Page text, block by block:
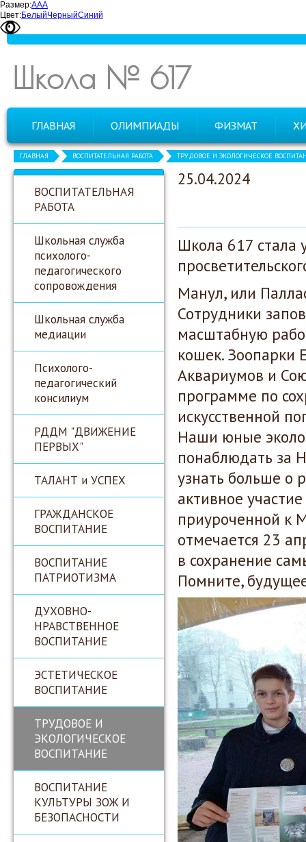
Размер:ААА
Цвет:БелыйЧерныйСиний
Школа № 617
ГЛАВНАЯ ОЛИМПИАДЫ ФИЗМАТ
ГЛАВНАЯ ВОСПИТАТЕЛЬНАЯ РАБОТА ТРУДОВОЕ И ЭКОЛОГИЧЕСКОЕ
ВОСПИТАТЕЛЬНАЯ
РАБОТА
Школьная служба
психолого-
педагогического
сопровождения
Школьная служба
медиации
Психолого-
педагогический
консилиум
РДДМ "ДВИЖЕНИЕ
ПЕРВЫХ"
ТАЛАНТ и УСПЕХ
ГРАЖДАНСКОЕ
ВОСПИТАНИЕ
ВОСПИТАНИЕ
ПАТРИОТИЗМА
ДУХОВНО-
НРАВСТВЕННОЕ
ВОСПИТАНИЕ
ЭСТЕТИЧЕСКОЕ
ВОСПИТАНИЕ
ТРУДОВОЕ И
ЭКОЛОГИЧЕСКОЕ
ВОСПИТАНИЕ
ВОСПИТАНИЕ
КУЛЬТУРЫ ЗОЖ И
БЕЗОПАСНОСТИ
25.04.2024
Школа 617 стала
Манул, или
Сотрудники
масштабную
кошек. Зоопарки
Аквариумов и
программе по
искусственной
Наши юные
понаблюдать за
узнать больше о
активное
приуроченной к
отмечается 23
в сохранение
Помните,